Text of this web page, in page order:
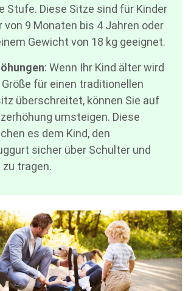
Stufe. Diese Sitze sind für Kinder
von 9 Monaten bis 4 Jahren oder
Gewicht von 18 kg geeignet.
: Wenn Ihr Kind älter wird
Größe für einen traditionellen
überschreitet, können Sie auf
umsteigen. Diese
es dem Kind, den
sicher über Schulter und
zu tragen.